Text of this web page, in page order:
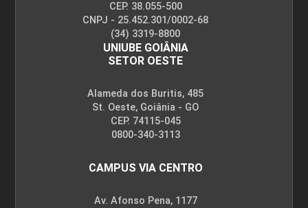
CEP. 38.055-500
CNPJ - 25.452.301/0002-68
(34) 3319-8800
UNIUBE GOIÂNIA
SETOR OESTE
Alameda dos Buritis, 485
St. Oeste, Goiânia - GO
CEP. 74115-045
0800-340-3113
CAMPUS VIA CENTRO
Av. Afonso Pena, 1177